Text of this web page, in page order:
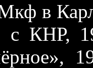
в
с КНР,